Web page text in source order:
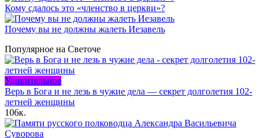
Кому сдалось это «членство в церкви»?
Почему вы не должны жалеть Иезавель
Популярное на Светоче
Удивительное
Верь в Бога и не лезь в чужие дела — секрет долголетия 102-
летней женщины
106к.